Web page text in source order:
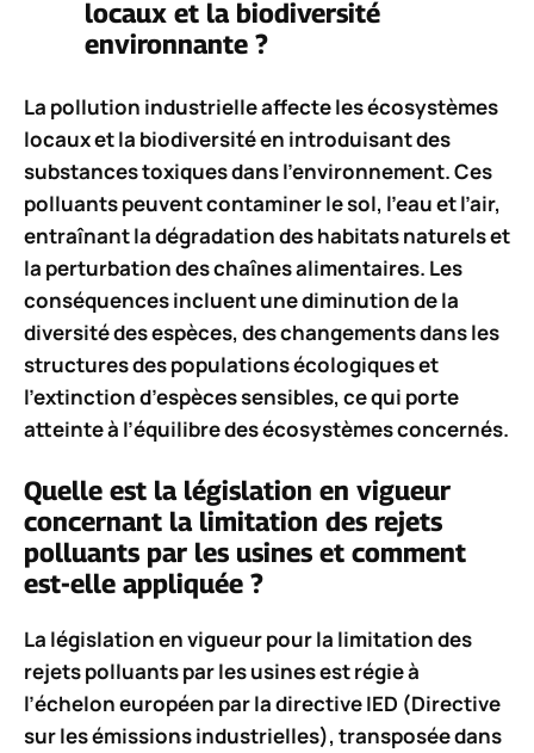
locaux et la biodiversité
environnante ?
La pollution industrielleaffecte les écosystèmes
locaux et la biodiversité en introduisant des
substances toxiques dans l’environnement. Ces
polluants peuventcontaminer le sol, l’eau et l’air,
entraînant la dégradation des habitats naturels et
la perturbation des chaînes alimentaires. Les
conséquences incluent unediminution de la
diversité des espèces, deschangements dans les
structures des populations écologiqueset
l’extinction d’espècessensibles, ce qui porte
atteinte à l’équilibre des écosystèmes concernés.
Quelle est la législation en vigueur
concernant la limitation des rejets
polluants par les usines et comment
est-elle appliquée ?
La législation en vigueur pour la limitation des
rejets polluants par les usines est régie à
l’échelon européen par la directiveIED (Directive
sur les émissions industrielles), transposée dans